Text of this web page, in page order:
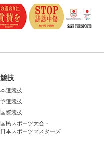
競技
本選競技
予選競技
国際競技
国民スポーツ大会・
日本スポーツマスターズ